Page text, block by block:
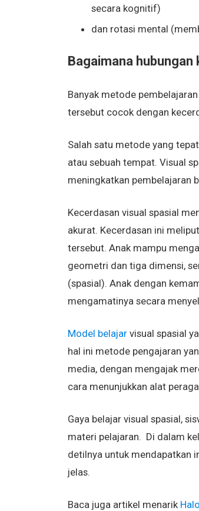
secara kognitif)
dan rotasi mental
Bagaimana
Banyak metode
tersebut cocok dengan
Salah satu metode yang
atau sebuah tempat. Visual
meningkatkan pembelajaran
Kecerdasan visual spasial
akurat. Kecerdasan ini
tersebut. Anak mampu
geometri dan tiga dimensi,
(spasial). Anak dengan
mengamatinya secara
Model belajarvisual spasial
hal ini metode pengajaran
media, dengan mengajak
cara menunjukkan alat
Gaya belajar visual spasial,
materi pelajaran. Di dalam
detilnya untuk mendapatkan
jelas.
Baca juga artikel menarik